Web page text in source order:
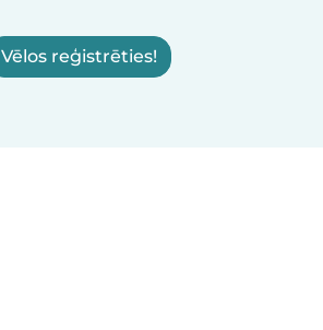
Vēlos reģistrēties!